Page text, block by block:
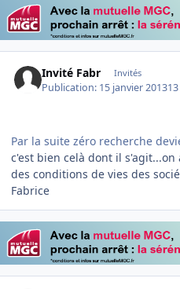
Invité Fabr Invités
Publication: 15 janvier 2013
Par la suite zéro recherche
c'est bien celà dont il
des conditions de vies des
Fabrice